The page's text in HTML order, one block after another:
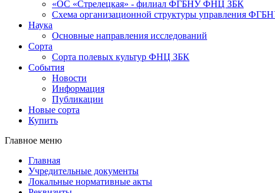
«ОС «Стрелецкая» - филиал ФГБНУ ФНЦ ЗБК
Схема организационной структуры управления
Наука
Основные направления исследований
Сорта
Сорта полевых культур ФНЦ ЗБК
События
Новости
Информация
Публикации
Новые сорта
Купить
Главное меню
Главная
Учредительные документы
Локальные нормативные акты